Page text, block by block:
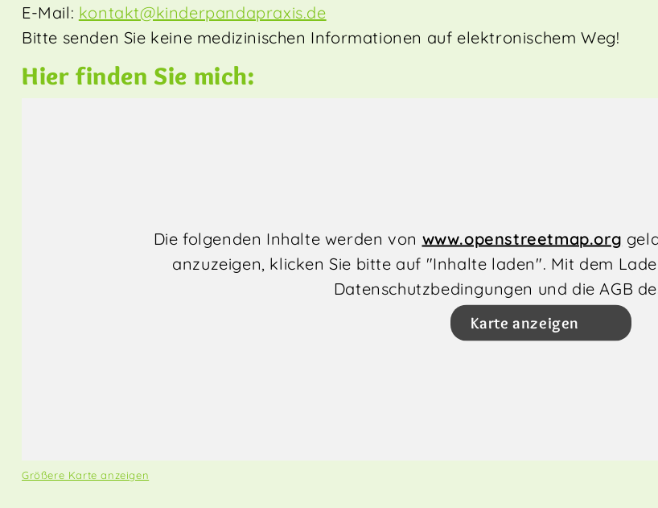
E-Mail: kontakt@kinderpandapraxis.de
Bitte senden Sie keine medizinischen Informationen auf elektronischem Weg!
Hier finden Sie mich:
Die folgenden Inhalte werden von www.openstreetmap.org
anzuzeigen, klicken Sie bitte auf "Inhalte laden". Mit dem
Datenschutzbedingungen und die AGB
Karte anzeigen
Größere Karte anzeigen